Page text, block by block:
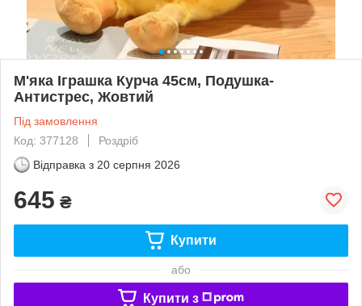
М'яка Іграшка Курча 45см, Подушка-
Антистрес, Жовтий
Під замовлення
Код: 377128
Роздріб
Відправка з 20 серпня 2026
645 ₴
Купити
або
Купити з